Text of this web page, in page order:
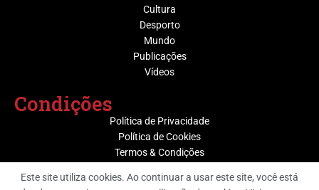
Cultura
Desporto
Mundo
Publicações
Vídeos
Condições
Política de Privacidade
Política de Cookies
Termos & Condições
Este site utiliza cookies. Ao continuar a usar este site, você está